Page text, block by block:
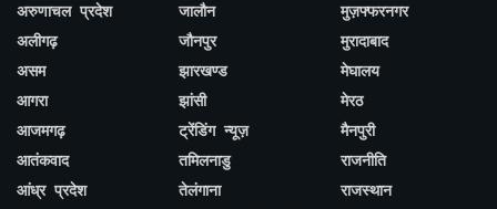
अरुणाचल प्रदेश
अलीगढ़
असम
आगरा
आजमगढ़
आतंकवाद
आंध्र प्रदेश
जालौन
जौनपुर
झारखण्ड
झांसी
ट्रेंडिंग न्यूज़
तमिलनाडु
तेलंगाना
मुज़फ्फरनगर
मुरादाबाद
मेघालय
मेरठ
मैनपुरी
राजनीति
राजस्थान